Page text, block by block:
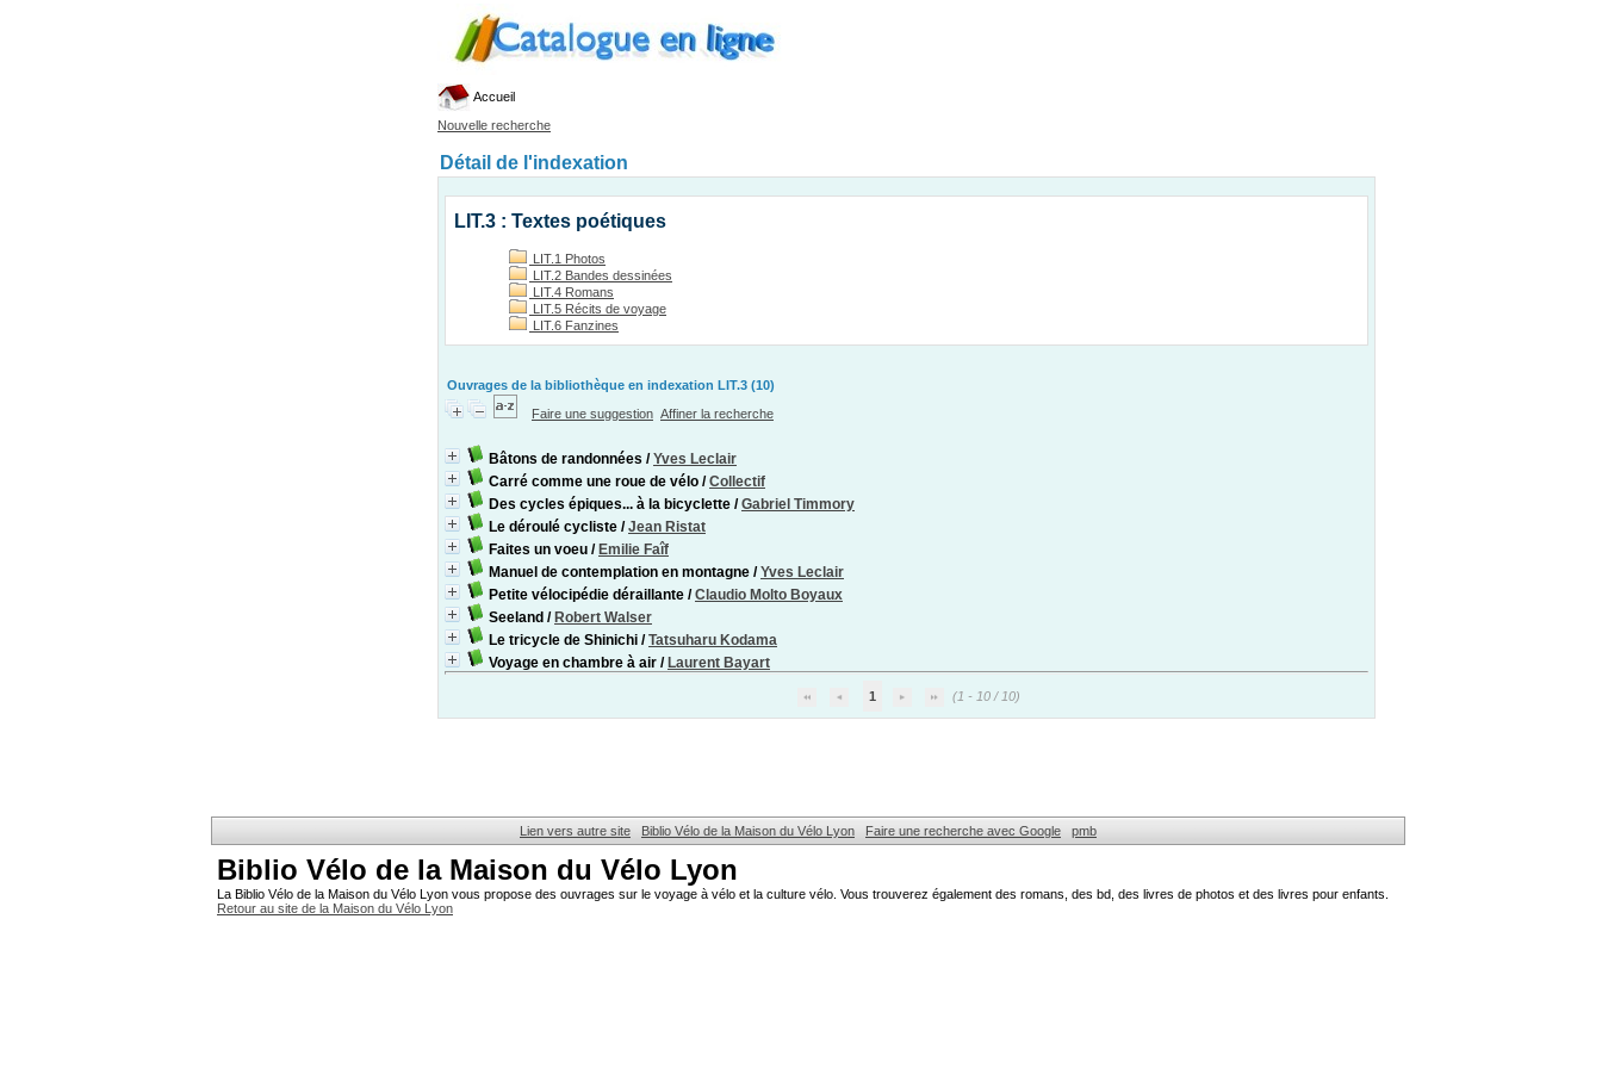
Accueil
Nouvelle recherche
Détail de l'indexation
LIT.3 : Textes poétiques
LIT.1 Photos
LIT.2 Bandes dessinées
LIT.4 Romans
LIT.5 Récits de voyage
LIT.6 Fanzines
Ouvrages de la bibliothèque en indexation LIT.3 (10)
Faire une suggestion Affiner la recherche
Bâtons de randonnées /Yves Leclair
Carré comme une roue de vélo /Collectif
Des cycles épiques... à la bicyclette /Gabriel Timmory
Le déroulé cycliste /Jean Ristat
Faites un voeu / Emilie Faîf
Manuel de contemplation en montagne /Yves Leclair
Petite vélocipédie déraillante /Claudio Molto Boyaux
Seeland / Robert Walser
Le tricycle de Shinichi /Tatsuharu Kodama
Voyage en chambre à air / Laurent Bayart
1 (1 - 10 / 10)
Lien vers autre site Biblio Vélo de la Maison du Vélo Lyon Faire une recherche avec Google pmb
Biblio Vélo de la Maison du Vélo Lyon
La Biblio Vélo de la Maison du Vélo Lyon vous propose des ouvrages sur le voyage à vélo et la culture vélo. Vous trouverez également des romans, des bd, des livres de photos et des livres pour enfants.
Retour au site de la Maison du Vélo Lyon